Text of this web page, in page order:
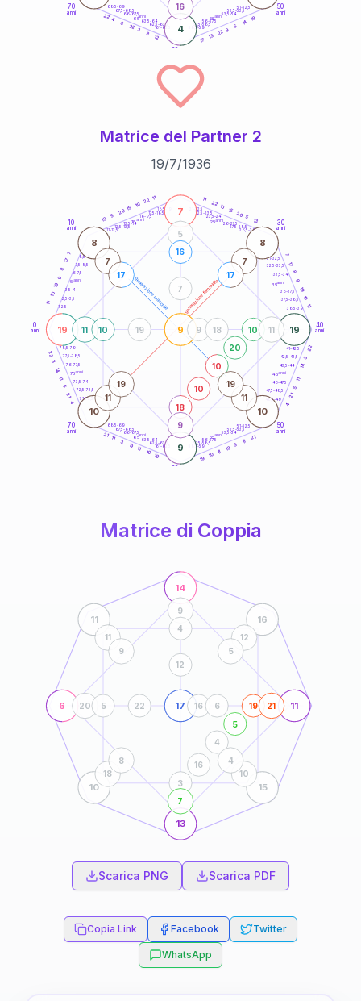
50
anni
60
70
anni
51-52,5
52,5-53,5
53,5-54
56-57,5
57,5-58,5
58,5-59
61-62,5
62,5-63,5
63,5-64
66-67,5
67,5-68,5
68,5-69
19
14
5
9
22
13
17
12
8
3
22
8
4
22
4
16
55anni
65anni
Matrice del Partner 2
19/7/1936
generazione maschile generazione femminile
0
anni
10
anni
30
anni
40
anni
50
anni
60
70
anni
1-2,5
2,5-3,5
3,5-4
6-7,5
7,5-8,5
8,5-9
11-12,5
12,5-13,5
13,5-14
16-17,5
17,5-18,5
18,5-19 21-22,5
22,5-23,5
23,5-24
26-27,5
27,5-28,5
28,5-29
31-32,5
32,5-33,5
33,5-34
36-37,5
37,5-38,5
38,5-39
41-42,5
42,5-43,5
43,5-44
46-47,5
47,5-48,5
48,5-49
51-52,5
52,5-53,5
53,5-54
56-57,5
57,5-58,5
58,5-59
61-62,5
62,5-63,5
63,5-64
66-67,5
67,5-68,5
68,5-69
71-72,5
72,5-73,5
73,5-74
76-77,5
77,5-78,5
78,5-79
11
10
19
9
8
17
7
13
5
20
15
10
22 11 11
22 10
15
20 5
13
7
17
8
9
19
10
11
22
3
14
11
5
21
4
21
11
3
19
11
10
19
19
10
11
19
3
11
21
4
21
5
11
14
3
22
19
7
19
9
9
8 8
10 10
18
10
10
20
10
11
5
11
9
10
16
9 18
19
7
7
17
7
17
11
19
11
19
5anni
15 anni 25anni
35anni
45anni
55anni
65anni
75anni
Matrice di Coppia
6
14
11
13
17
11 16
10 15
3
16
4
5
19
20
9
21
7
5
4
16 6
22
12
11
9
12
5
18
8
10
4
Scarica PNG Scarica PDF
Copia Link Facebook Twitter
WhatsApp